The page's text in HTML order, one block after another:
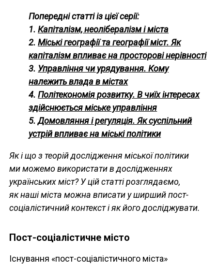
Попередні статті із цієї серії:
1.Капіталізм, неолібералізм і міста
2.Міські географії та географії міст. Як
капіталізм впливає на просторові нерівності
3. Управління чи урядування. Кому
належить влада в містах
4.Політекономія розвитку. В чиїх інтересах
здійснюється міське управління
5.Домовляння і регуляція. Як суспільний
устрій впливає на міські політики
Як і що з теорій дослідження міської політики
ми можемо використати в дослідженнях
українських міст? У цій статті розглядаємо,
як наші міста можна вписати у ширший пост-
соціалістичний контекст і як його досліджувати.
Пост-соціалістичне місто
Існування «пост-соціалістичного міста»